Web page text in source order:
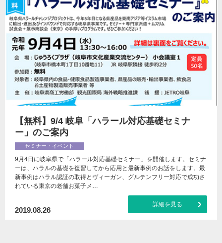
【無料】9/4 岐阜「ハラール対応基礎セミナ
ー」のご案内
セミナー・イベント
9月4日に岐阜県で「ハラール対応基礎セミナー」を開催します。セミナ
ーは、ハラルの基礎を復習してから応用と最新事例のお話をします。最
新事例はハラル認証の取得とヴィーガン、グルテンフリー対応で成功さ
れている東京の老舗お菓子メ…
2019.08.26
詳細を見る